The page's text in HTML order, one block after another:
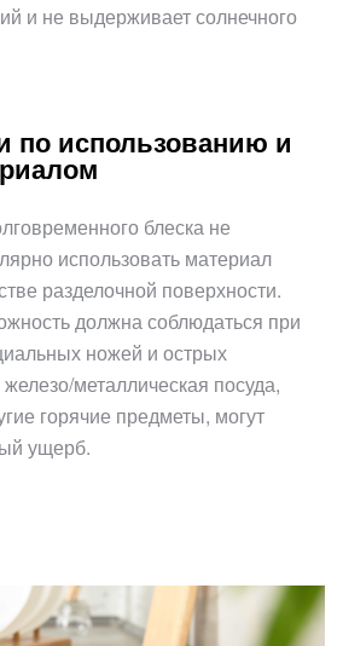
и не выдерживает солнечного
по использованию и
блеска не
использовать материал
разделочной поверхности.
должна соблюдаться при
ножей и острых
металлическая посуда,
горячие предметы, могут
ущерб.